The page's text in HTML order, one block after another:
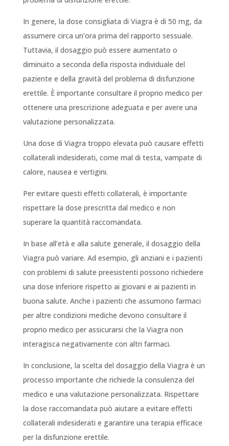
In genere, la dose consigliata di Viagra è di 50 mg, da
assumere circa un’ora prima del rapporto sessuale.
Tuttavia, il dosaggio può essere aumentato o
diminuito a seconda della risposta individuale del
paziente e della gravità del problema di disfunzione
erettile. È importante consultare il proprio medico per
ottenere una prescrizione adeguata e per avere una
valutazione personalizzata.
Una dose di Viagra troppo elevata può causare effetti
collaterali indesiderati, come mal di testa, vampate di
calore, nausea e vertigini.
Per evitare questi effetti collaterali, è importante
rispettare la dose prescritta dal medico e non
superare la quantità raccomandata.
In base all’età e alla salute generale, il dosaggio della
Viagra può variare. Ad esempio, gli anziani e i pazienti
con problemi di salute preesistenti possono richiedere
una dose inferiore rispetto ai giovani e ai pazienti in
buona salute. Anche i pazienti che assumono farmaci
per altre condizioni mediche devono consultare il
proprio medico per assicurarsi che la Viagra non
interagisca negativamente con altri farmaci.
In conclusione, la scelta del dosaggio della Viagra è un
processo importante che richiede la consulenza del
medico e una valutazione personalizzata. Rispettare
la dose raccomandata può aiutare a evitare effetti
collaterali indesiderati e garantire una terapia efficace
per la disfunzione erettile.